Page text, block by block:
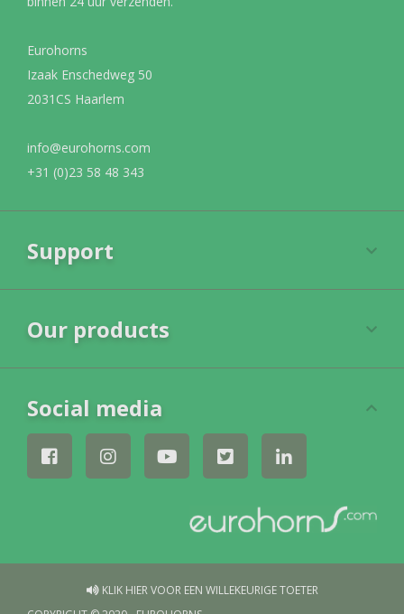
Eurohorns
Izaak Enschedweg 50
2031CS Haarlem
info@eurohorns.com
+31 (0)23 58 48 343
Support
Our products
Social media
KLIK HIER VOOR EEN WILLEKEURIGE TOETER